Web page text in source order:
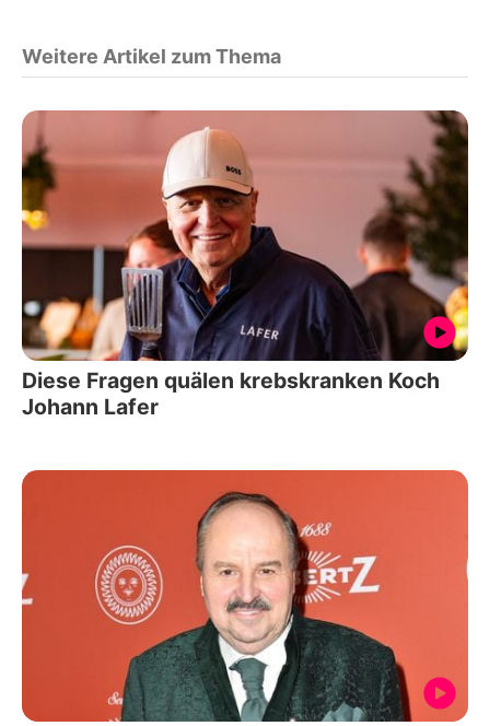
Weitere Artikel zum Thema
Diese Fragen quälen krebskranken Koch
Johann Lafer